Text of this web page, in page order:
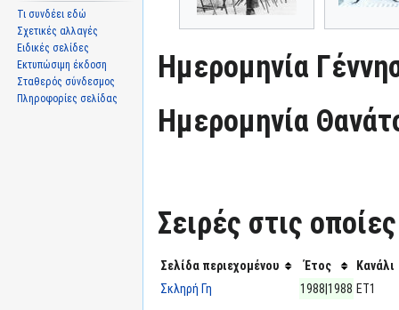
Ημερομηνία
Ημερομηνία
Σειρές στις
Σελίδα περιεχομένου Έτος
Κανάλι
Σκληρή Γη
1988|1988 ΕΤ1
Τι συνδέει εδώ
Σχετικές αλλαγές
Ειδικές σελίδες
Εκτυπώσιμη έκδοση
Σταθερός σύνδεσμος
Πληροφορίες σελίδας